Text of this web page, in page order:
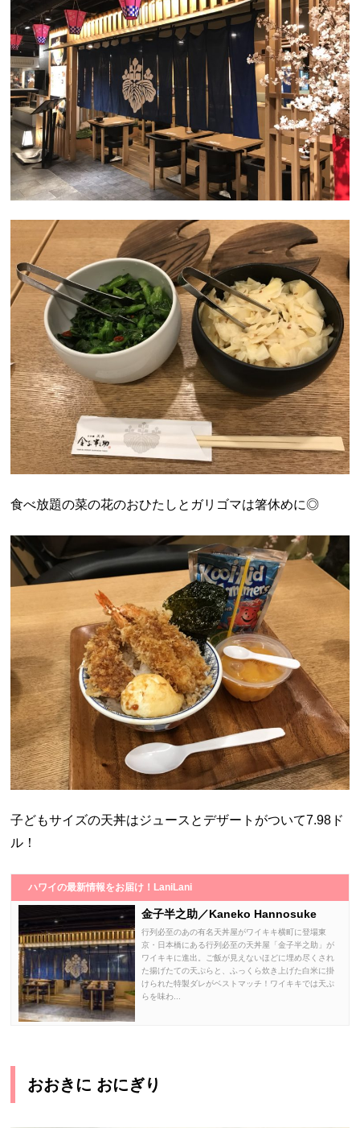
食べ放題の菜の花のおひたしとガリゴマは箸休めに◎
子どもサイズの天丼はジュースとデザートがついて7.98ド
ル！
ハワイの最新情報をお届け！LaniLani
金子半之助／Kaneko Hannosuke
行列必至のあの有名天丼屋がワイキキ横町に登場東
京・日本橋にある行列必至の天丼屋「金子半之助」が
ワイキキに進出。ご飯が見えないほどに埋め尽くされ
た揚げたての天ぷらと、ふっくら炊き上げた白米に掛
けられた特製ダレがベストマッチ！ワイキキでは天ぷ
らを味わ...
おおきに おにぎり